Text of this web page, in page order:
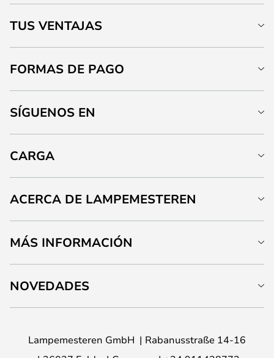
TUS VENTAJAS
FORMAS DE PAGO
SÍGUENOS EN
CARGA
ACERCA DE LAMPEMESTEREN
MÁS INFORMACIÓN
NOVEDADES
Lampemesteren GmbH
Rabanusstraße 14-16